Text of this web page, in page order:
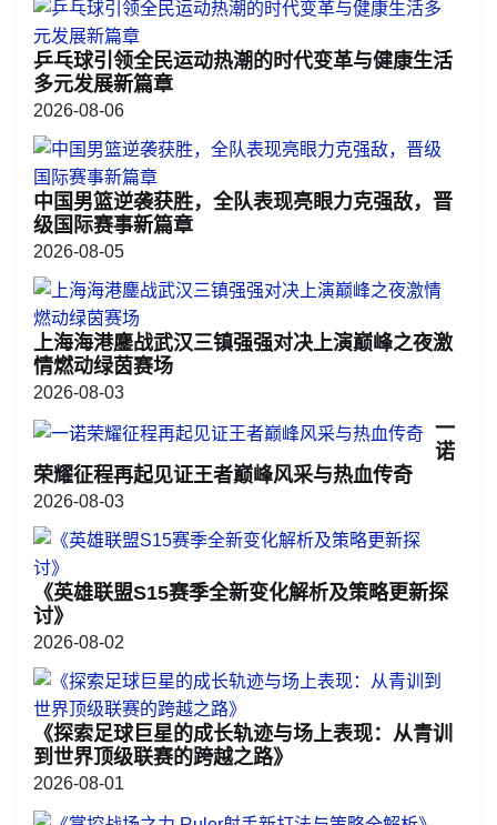
乒乓球引领全民运动热潮的时代变革与健康生活
多元发展新篇章
2026-08-06
中国男篮逆袭获胜，全队表现亮眼力克强敌，晋
级国际赛事新篇章
2026-08-05
上海海港鏖战武汉三镇强强对决上演巅峰之夜激
情燃动绿茵赛场
2026-08-03
一
诺
荣耀征程再起见证王者巅峰风采与热血传奇
2026-08-03
《英雄联盟S15赛季全新变化解析及策略更新探
讨》
2026-08-02
《探索足球巨星的成长轨迹与场上表现：从青训
到世界顶级联赛的跨越之路》
2026-08-01